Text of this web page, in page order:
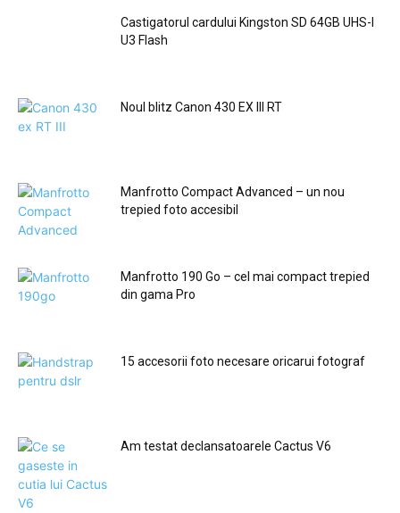
Castigatorul cardului Kingston SD 64GB UHS-I
U3 Flash
Noul blitz Canon 430 EX III RT
Manfrotto Compact Advanced – un nou
trepied foto accesibil
Manfrotto 190 Go – cel mai compact trepied
din gama Pro
15 accesorii foto necesare oricarui fotograf
Am testat declansatoarele Cactus V6